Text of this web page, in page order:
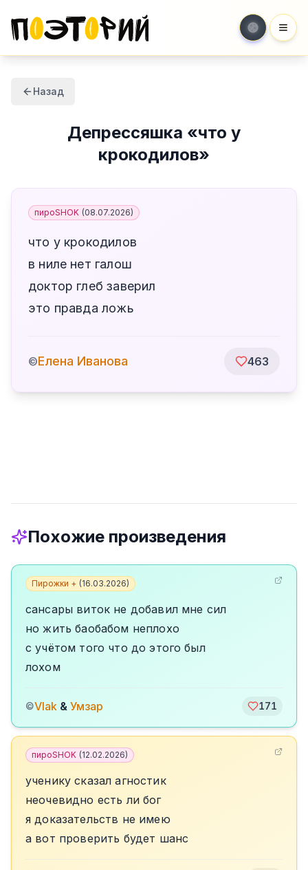
Назад
Депрессяшка «что у
крокодилов»
пироSHOK (08.07.2026)
что у крокодилов
в ниле нет галош
доктор глеб заверил
это правда ложь
©Елена Иванова 463
Похожие произведения
Пирожки + (16.03.2026)
сансары виток не добавил мне сил
но жить баобабом неплохо
с учётом того что до этого был
лохом
©Vlak & Умзар 171
пироSHOK (12.02.2026)
ученику сказал агностик
неочевидно есть ли бог
я доказательств не имею
а вот проверить будет шанс